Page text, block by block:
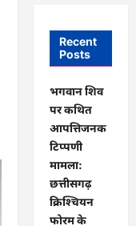
Recent
Posts
भगवान शिव
पर कथित
आपत्तिजनक
टिप्पणी
मामला:
छत्तीसगढ़
क्रिश्चियन
फोरम के